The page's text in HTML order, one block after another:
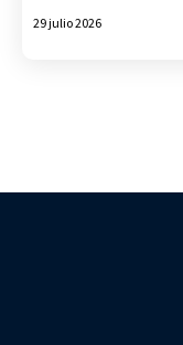
29 julio 2026